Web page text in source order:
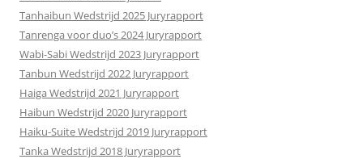
Tanhaibun Wedstrijd 2025 Juryrapport
Tanrenga voor duo’s 2024 Juryrapport
Wabi-Sabi Wedstrijd 2023 Juryrapport
Tanbun Wedstrijd 2022 Juryrapport
Haiga Wedstrijd 2021 Juryrapport
Haibun Wedstrijd 2020 Juryrapport
Haiku-Suite Wedstrijd 2019 Juryrapport
Tanka Wedstrijd 2018 Juryrapport